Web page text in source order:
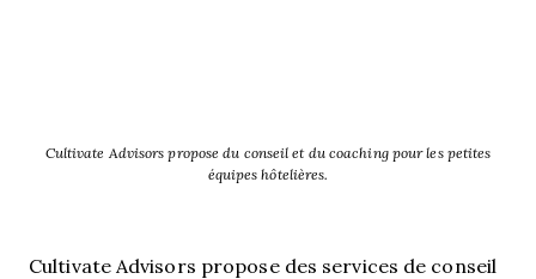
Cultivate Advisors propose du conseil et du coaching pour les petites
équipes hôtelières.
Cultivate Advisors propose des services de conseil